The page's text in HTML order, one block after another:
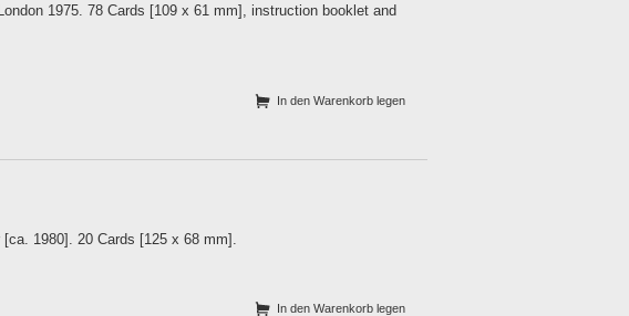
1975. 78 Cards [109 x 61 mm], instruction booklet and
In den Warenkorb legen
1980]. 20 Cards [125 x 68 mm].
In den Warenkorb legen